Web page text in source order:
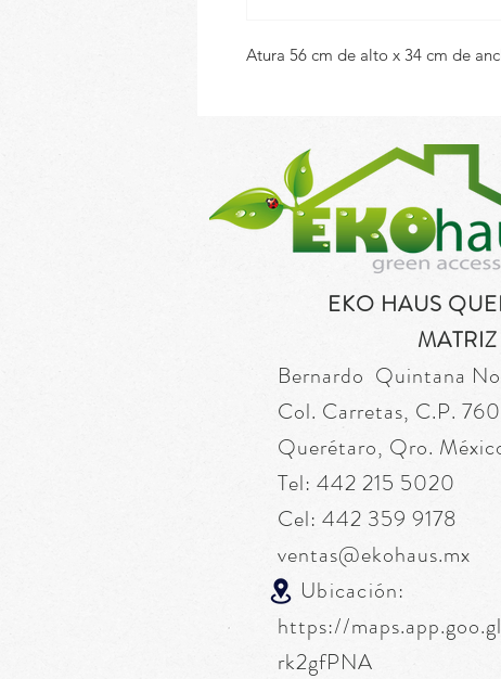
Atura 56 cm de alto x 34 cm de
EKO HAUS
MATRIZ
Bernardo Quintana
Col. Carretas, C.P.
Querétaro, Qro.
Tel: 442 215 5020
Cel: 442 359 9178
ventas@ekohaus.mx
Ubicación:
https://
rk2gfPNA